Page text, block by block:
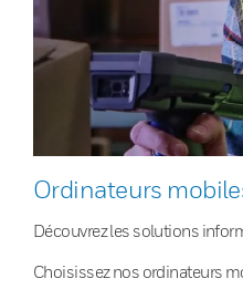
Ordinateurs
Découvrez les solutions
Choisissez nos ordinateurs